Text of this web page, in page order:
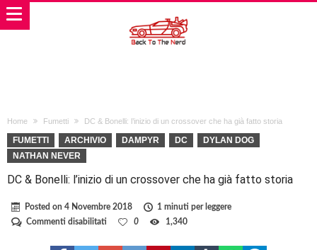
Home Fumetti DC & Bonelli: l’inizio di un crossover che ha già fatto storia
FUMETTI ARCHIVIO DAMPYR DC
DYLAN DOG
NATHAN NEVER
DC & Bonelli: l’inizio di un crossover che ha già fatto storia
Posted on 4 Novembre 2018
1 minuti per leggere
Commenti disabilitati
0 1,340